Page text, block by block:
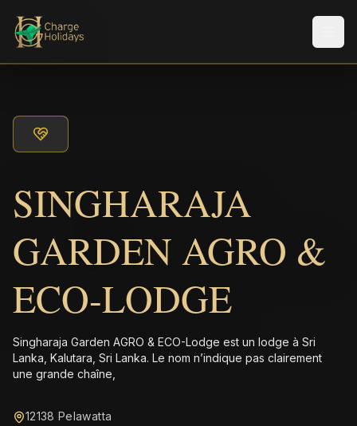
SINGHARAJA
GARDEN AGRO &
ECO-LODGE
Singharaja Garden AGRO & ECO-Lodge est un lodge à Sri
Lanka, Kalutara, Sri Lanka. Le nom n’indique pas clairement
une grande chaîne,
12138 Pelawatta